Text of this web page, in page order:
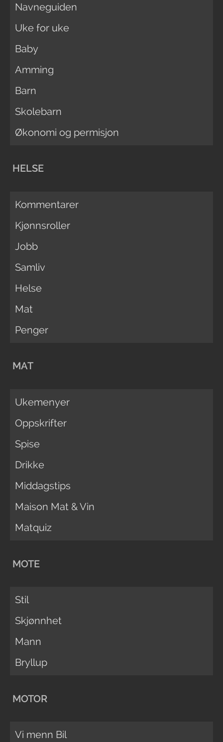
Navneguiden
Uke for uke
Baby
Amming
Barn
Skolebarn
Økonomi og permisjon
HELSE
Kommentarer
Kjønnsroller
Jobb
Samliv
Helse
Mat
Penger
MAT
Ukemenyer
Oppskrifter
Spise
Drikke
Middagstips
Maison Mat & Vin
Matquiz
MOTE
Stil
Skjønnhet
Mann
Bryllup
MOTOR
Vi menn Bil